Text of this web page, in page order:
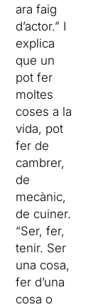
ara faig
d’actor.” I
explica
que un
pot fer
moltes
coses a la
vida, pot
fer de
cambrer,
de
mecànic,
de cuiner.
“Ser, fer,
tenir. Ser
una cosa,
fer d’una
cosa o